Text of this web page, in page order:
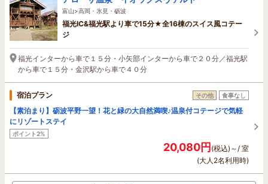
富山>高岡・氷見・砺波
福光IC&福光駅より車で15分★全16棟のスイス風コテー
ジ
福光インターから車で１５分・小矢部インターから車で２０分／福光駅
から車で１５分・金沢駅から車で４０分
宿泊プラン その他 食事なし
【素泊まり】砺波平野一望！花と緑の大自然満喫♪温泉付コテージで気軽
にリゾートステイ
ポイント2%
20,080円(税込)～/ 室
(大人2名利用時)